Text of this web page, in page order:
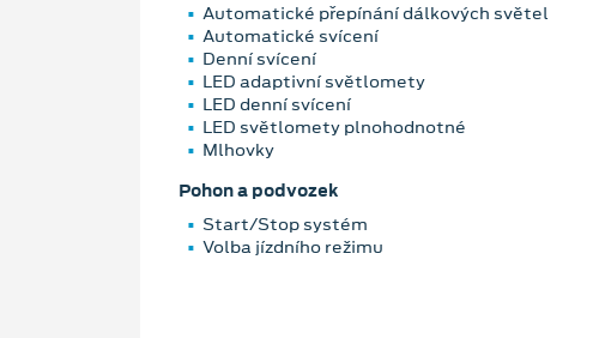
Automatické přepínání dálkových světel
Automatické svícení
Denní svícení
LED adaptivní světlomety
LED denní svícení
LED světlomety plnohodnotné
Mlhovky
Pohon a podvozek
Start/Stop systém
Volba jízdního režimu